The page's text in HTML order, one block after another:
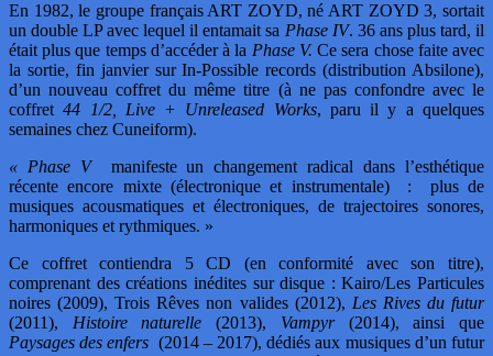
En 1982, le groupe français ART ZOYD, né ART ZOYD 3, sortait
un double LP avec lequel il entamait sa Phase IV. 36 ans plus tard, il
était plus que temps d’accéder à la Phase V.Ce sera chose faite avec
la sortie, fin janvier sur In-Possible records (distribution Absilone),
d’un nouveau coffret du même titre (à ne pas confondre avec le
coffret44 1/2, Live + Unreleased Works, paru il y a quelques
semaines chez Cuneiform).
« Phase Vmanifeste un changement radical dans l’esthétique
récente encore mixte (électronique et instrumentale) : plus de
musiques acousmatiques et électroniques, de trajectoires sonores,
harmoniques et rythmiques. »
Ce coffret contiendra 5 CD (en conformité avec son titre),
comprenant des créations inédites sur disque : Kairo/Les Particules
noires (2009), Trois Rêves non valides (2012), Les Rives du futur
(2011), Histoire naturelle (2013), Vampyr(2014), ainsi que
Paysages des enfers (2014 – 2017), dédiés aux musiques d’un futur